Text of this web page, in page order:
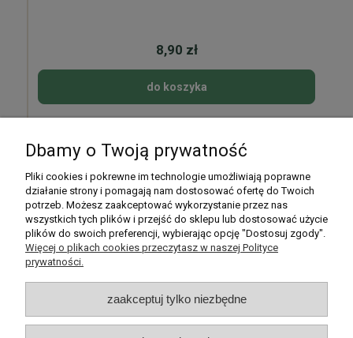
8,90 zł
do koszyka
Moje konto
Płatności i dostawa
Informacje
O nas
Dbamy o Twoją prywatność
Pliki cookies i pokrewne im technologie umożliwiają poprawne
działanie strony i pomagają nam dostosować ofertę do Twoich
potrzeb. Możesz zaakceptować wykorzystanie przez nas
wszystkich tych plików i przejść do sklepu lub dostosować użycie
plików do swoich preferencji, wybierając opcję "Dostosuj zgody".
Więcej o plikach cookies przeczytasz w naszej Polityce
prywatności.
zaakceptuj tylko niezbędne